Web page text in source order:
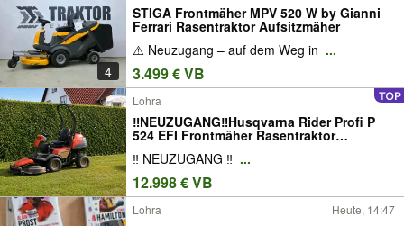
Nachrichten
Anzeige aufgeben
4
STIGA Frontmäher MPV 520 W by Gianni
Ferrari Rasentraktor Aufsitzmäher
⚠️ Neuzugang – auf dem Weg in ...
3.499 € VB
Lohra
‼️NEUZUGANG‼️Husqvarna Rider Profi P
524 EFI Frontmäher Rasentraktor
EINSATZBEREIT !!!LIEFERUNG
BUNDESWEIT MÖGLICH!!!
‼️ NEUZUGANG ‼️ ...
12.998 € VB
Lohra Heute, 14:47